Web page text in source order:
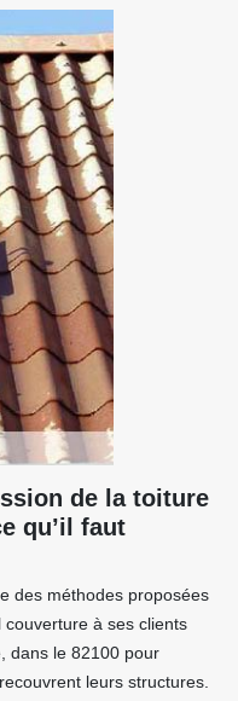
de la toiture
qu’il faut
des méthodes proposées
à ses clients
dans le 82100 pour
leurs structures.